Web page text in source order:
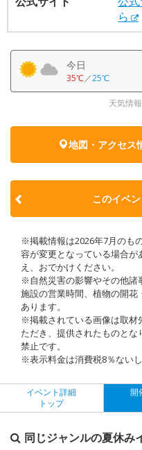
ら
今日
35℃／25℃
天気情
地図・アクセス
このイベ
※掲載情報は2026年7月のも
容が変更となっている場合が
え、おでかけください。
※自然災害の影響やその他諸
施設の営業時間、植物の開
あります。
※掲載されている画像は取材
ただき、提供されたものと
禁止です。
※表示料金は消費税8％ないし
イベント詳細
トップ
開
同じジャンルの夏休み